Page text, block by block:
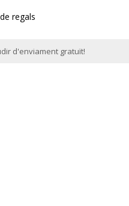
regals
d'enviament gratuït!